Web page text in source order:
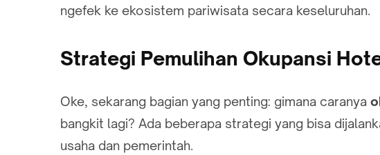
ngefek ke ekosistem pariwisata secara keseluruhan.
Strategi Pemulihan Okupansi
Oke, sekarang bagian yang penting: gimana caranya
bangkit lagi? Ada beberapa strategi yang bisa
usaha dan pemerintah.